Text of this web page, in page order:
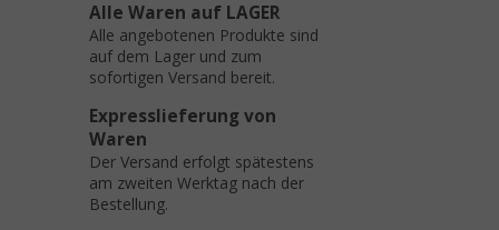
Alle Waren auf LAGER
Alle angebotenen Produkte sind
auf dem Lager und zum
sofortigen Versand bereit.
Expresslieferung von
Waren
Der Versand erfolgt spätestens
am zweiten Werktag nach der
Bestellung.